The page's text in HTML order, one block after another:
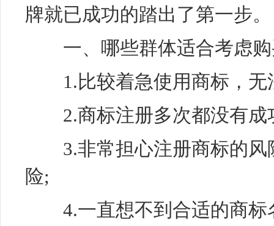
牌就已成功的踏出了第一步。
一、哪些群体适合考虑购
1.比较着急使用商标，无
2.商标注册多次都没有成
3.非常担心注册商标的风
险;
4.一直想不到合适的商标